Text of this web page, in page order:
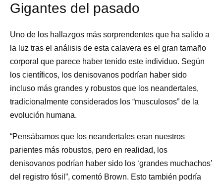
Gigantes del pasado
Uno de los hallazgos más sorprendentes que ha salido a
la luz tras el análisis de esta calavera es el gran tamaño
corporal que parece haber tenido este individuo. Según
los científicos, los denisovanos podrían haber sido
incluso más grandes y robustos que los neandertales,
tradicionalmente considerados los “musculosos” de la
evolución humana.
“Pensábamos que los neandertales eran nuestros
parientes más robustos, pero en realidad, los
denisovanos podrían haber sido los ‘grandes muchachos’
del registro fósil”, comentó Brown. Esto también podría